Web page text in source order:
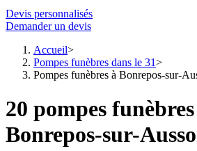
Devis personnalisés
Demander un devis
Accueil
Pompes funèbres dans le 31
Pompes funèbres à Bonrepos-sur-
20 pompes
Bonrepos-sur-